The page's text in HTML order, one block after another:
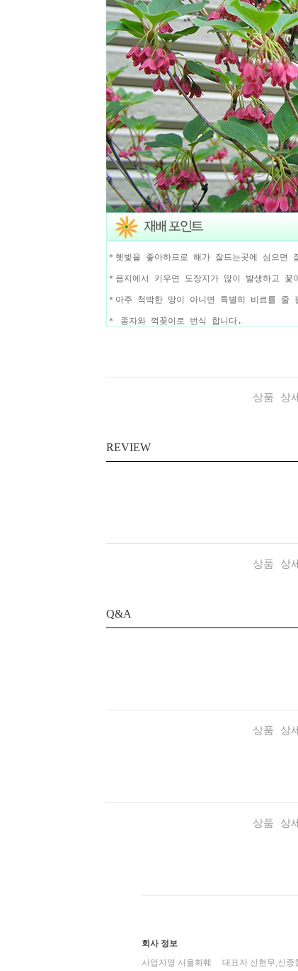
＊햇빛을 좋아하므로 해가 잘드는곳에 심으면
＊음지에서 키우면 도장지가 많이 발생하고 꽃
＊아주 척박한 땅이 아니면 특별히 비료를 줄
＊ 종자와 꺽꽂이로 번식 합니다.
상품 상
REVIEW
상품 상
Q&A
상품 상
상품 상
회사 정보
사업자명 서울화훼 대표자 신현무,신종